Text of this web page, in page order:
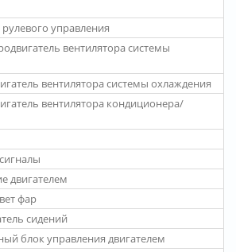
управления
вентилятора системы
вентилятора системы охлаждения
вентилятора кондиционера/
двигателем
фар
сидений
блок управления двигателем